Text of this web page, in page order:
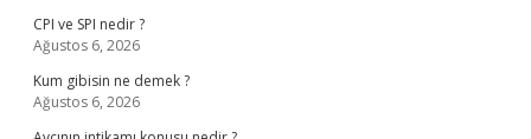
CPI ve SPI nedir ?
Ağustos 6, 2026
Kum gibisin ne demek ?
Ağustos 6, 2026